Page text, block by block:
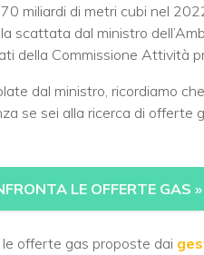
miliardi di metri cubi nel
scattata dal ministro
della Commissione Attività
dal ministro, ricordiamo
se sei alla ricerca di offerte
LE OFFERTE GAS »
offerte gas proposte dai